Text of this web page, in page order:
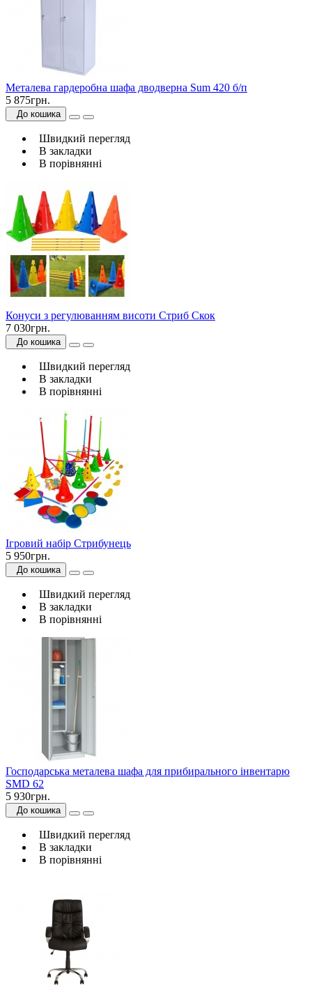
Металева гардеробна шафа дводверна Sum 420 б/п
5 875грн.
До кошика
Швидкий перегляд
В закладки
В порівнянні
Конуси з регулюванням висоти Стриб Скок
7 030грн.
До кошика
Швидкий перегляд
В закладки
В порівнянні
Ігровий набір Стрибунець
5 950грн.
До кошика
Швидкий перегляд
В закладки
В порівнянні
Господарська металева шафа для прибирального інвентарю
SMD 62
5 930грн.
До кошика
Швидкий перегляд
В закладки
В порівнянні